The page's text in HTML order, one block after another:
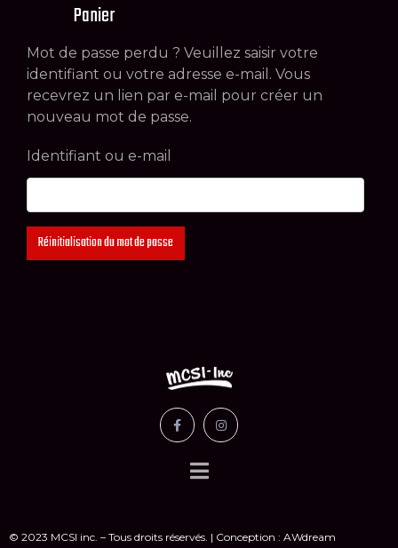
Panier
Mot de passe perdu ? Veuillez saisir votre
identifiant ou votre adresse e-mail. Vous
recevrez un lien par e-mail pour créer un
nouveau mot de passe.
Identifiant ou e-mail
Réinitialisation du mot de passe
© 2023 MCSI inc. – Tous droits réservés. | Conception : AWdream